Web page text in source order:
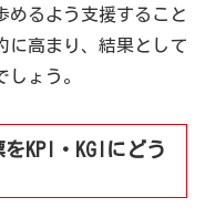
めるよう支援すること
に高まり、結果として
ょう。
KPI・KGIにどう